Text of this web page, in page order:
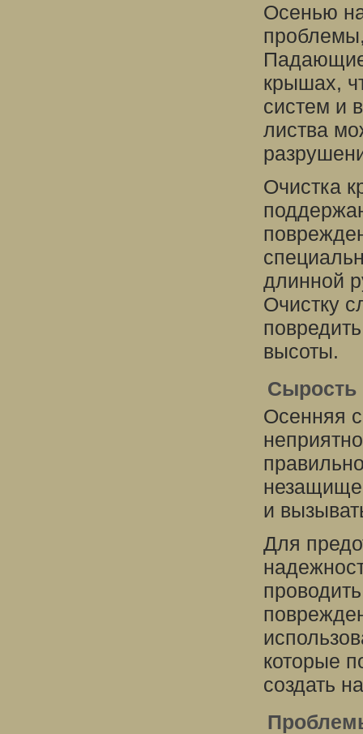
Осенью
Падающие
крышах,
систем и
листва
Очистка
длинной
Очистку
высоты.
Сырость
Осенняя
и
Для
которые
создать